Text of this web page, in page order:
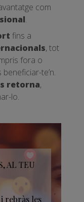
com
.
fins a
, tot
fora o
te’n.
retorna,
lo.
AL TEU
rebràs les